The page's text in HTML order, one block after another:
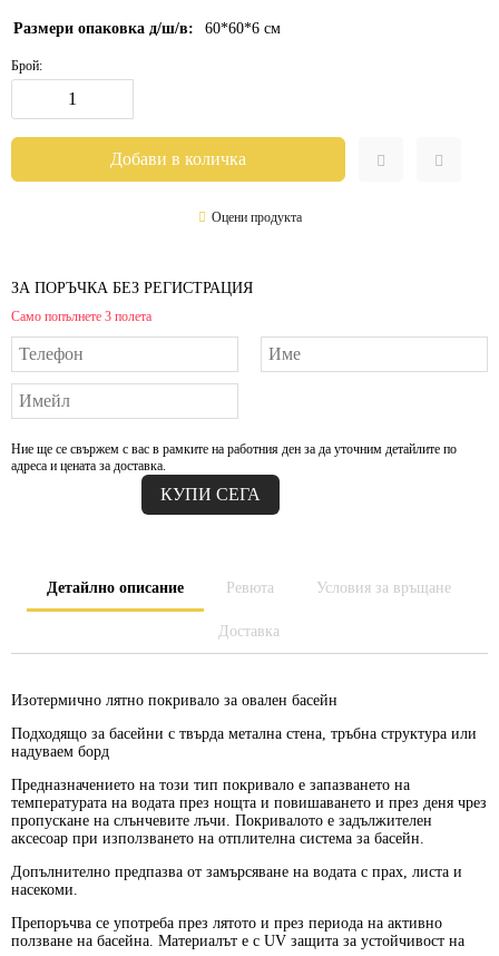
Размери опаковка д/ш/в: 60*60*6 см
Брой:
Оцени продукта
ЗА ПОРЪЧКА БЕЗ РЕГИСТРАЦИЯ
Само попълнете 3 полета
Ние ще се свържем с вас в рамките на работния ден за да уточним детайлите по
адреса и цената за доставка.
Детайлно описание Ревюта Условия за връщане
Доставка
Изотермично лятно покривало за овален басейн
Подходящо за басейни с твърда метална стена, тръбна структура или
надуваем борд
Предназначението на този тип покривало е запазването на
температурата на водата през нощта и повишаването и през деня чрез
пропускане на слънчевите лъчи. Покривалото е задължителен
аксесоар при използването на отплителна система за басейн.
Допълнително предпазва от замърсяване на водата с прах, листа и
насекоми.
Препоръчва се употреба през лятото и през периода на активно
ползване на басейна. Материалът е с UV защита за устойчивост на